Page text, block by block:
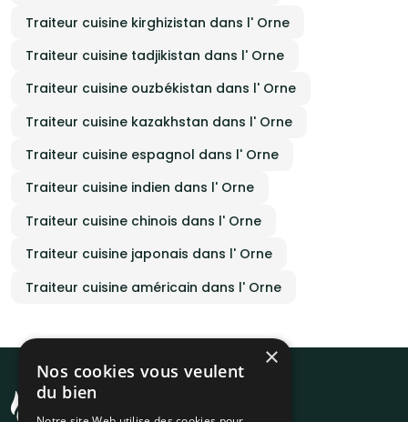
Traiteur cuisine kirghizistan dans l' Orne
Traiteur cuisine tadjikistan dans l' Orne
Traiteur cuisine ouzbékistan dans l' Orne
Traiteur cuisine kazakhstan dans l' Orne
Traiteur cuisine espagnol dans l' Orne
Traiteur cuisine indien dans l' Orne
Traiteur cuisine chinois dans l' Orne
Traiteur cuisine japonais dans l' Orne
Traiteur cuisine américain dans l' Orne
×
Nos cookies vous veulent
du bien